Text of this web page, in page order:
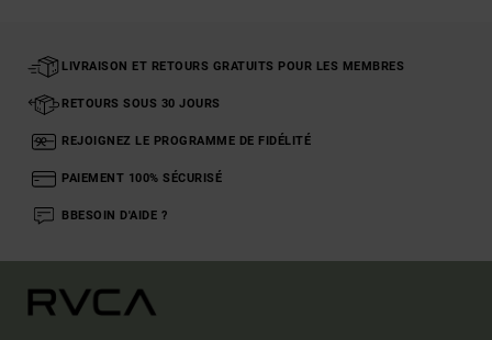
LIVRAISON ET RETOURS GRATUITS POUR LES MEMBRES
RETOURS SOUS 30 JOURS
REJOIGNEZ LE PROGRAMME DE FIDÉLITÉ
PAIEMENT 100% SÉCURISÉ
BBESOIN D'AIDE ?